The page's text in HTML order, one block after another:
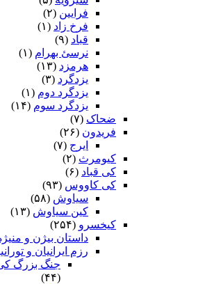
فرایین (۲)
فرخ زاد (۱)
قباد (۹)
نرسئ بهرام‏ (۱)
هرمزد (۱۳)
یزدگرد (۳)
یزدگرد دوم (۱)
یزدگرد سوم (۱۴)
ضحاک (۷)
فریدون (۲۶)
ایرج (۷)
کیومرث (۲)
کی قباد (۶)
کی کاووس (۹۳)
سیاوش (۵۸)
کین سیاوش (۱۳)
کیخسرو (۲۵۴)
داستان بیژن و
رزم ایرانیان و
جنگ بزرگ
(۴۴)